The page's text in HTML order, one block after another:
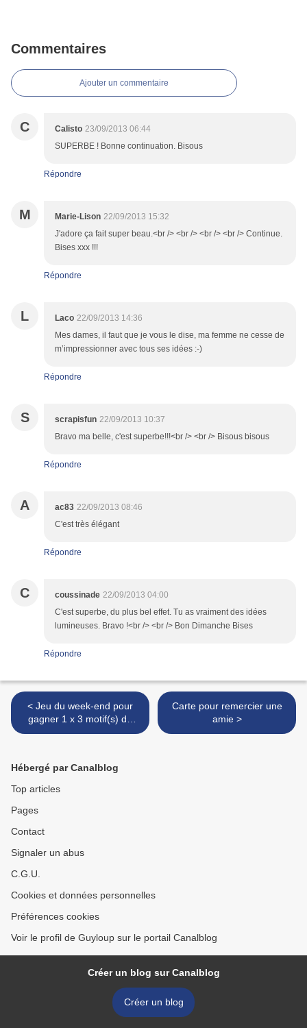
Commentaires
Ajouter un commentaire
C Calisto 23/09/2013 06:44
SUPERBE ! Bonne continuation. Bisous
Répondre
M Marie-Lison 22/09/2013 15:32
J'adore ça fait super beau.<br /> <br /> <br /> <br /> Continue.
Bises xxx !!!
Répondre
L Laco 22/09/2013 14:36
Mes dames, il faut que je vous le dise, ma femme ne cesse de
m’impressionner avec tous ses idées :-)
Répondre
S scrapisfun 22/09/2013 10:37
Bravo ma belle, c'est superbe!!!<br /> <br /> Bisous bisous
Répondre
A ac83 22/09/2013 08:46
C'est très élégant
Répondre
C coussinade 22/09/2013 04:00
C'est superbe, du plus bel effet. Tu as vraiment des idées
lumineuses. Bravo !<br /> <br /> Bon Dimanche Bises
Répondre
< Jeu du week-end pour
gagner 1 x 3 motif(s) de
machine à broder
Carte pour remercier une
amie >
Hébergé par Canalblog
Top articles
Pages
Contact
Signaler un abus
C.G.U.
Cookies et données personnelles
Préférences cookies
Voir le profil de Guyloup sur le portail Canalblog
Créer un blog sur Canalblog
Créer un blog